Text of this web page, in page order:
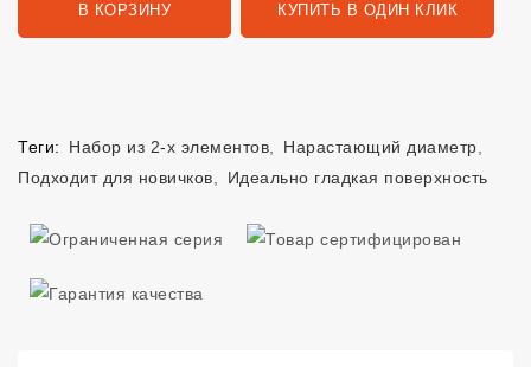
В КОРЗИНУ КУПИТЬ В ОДИН КЛИК
Теги: Набор из 2-х элементов Нарастающий диаметр
Подходит для новичков
Идеально гладкая поверхность